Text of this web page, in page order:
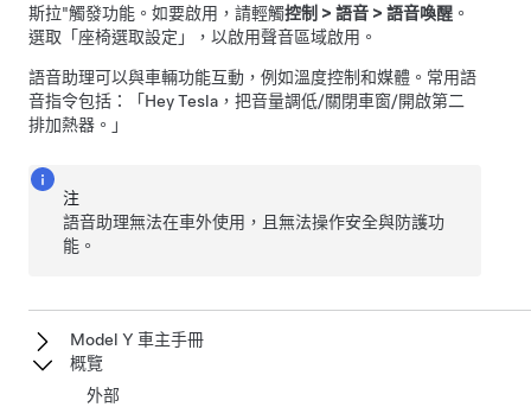
斯拉"觸發功能。如要啟用，請輕觸控制 > 語音 > 語音喚醒 。
選取「座椅選取設定」，以啟用聲音區域啟用。
語音助理可以與車輛功能互動，例如溫度控制和媒體。常用語
音指令包括：「Hey Tesla，把音量調低/關閉車窗/開啟第二
排加熱器。」
注
語音助理無法在車外使用，且無法操作安全與防護功
能。
Model Y 車主手冊
概覽
外部